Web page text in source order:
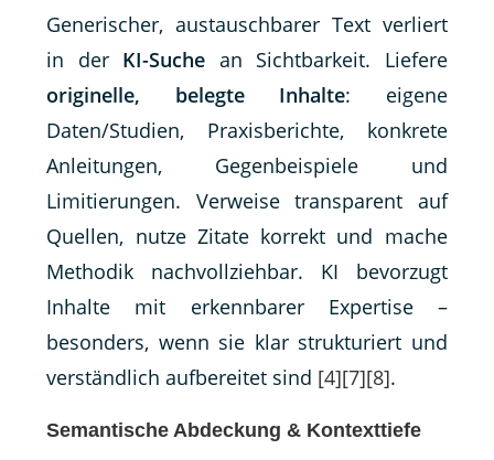
Generischer, austauschbarer Text verliert
in der KI-Suche an Sichtbarkeit. Liefere
originelle, belegte Inhalte: eigene
Daten/Studien, Praxisberichte, konkrete
Anleitungen, Gegenbeispiele und
Limitierungen. Verweise transparent auf
Quellen, nutze Zitate korrekt und mache
Methodik nachvollziehbar. KI bevorzugt
Inhalte mit erkennbarer Expertise –
besonders, wenn sie klar strukturiert und
verständlich aufbereitet sind [4][7][8].
Semantische Abdeckung & Kontexttiefe